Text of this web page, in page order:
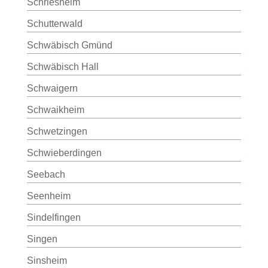
Schriesheim
Schutterwald
Schwäbisch Gmünd
Schwäbisch Hall
Schwaigern
Schwaikheim
Schwetzingen
Schwieberdingen
Seebach
Seenheim
Sindelfingen
Singen
Sinsheim